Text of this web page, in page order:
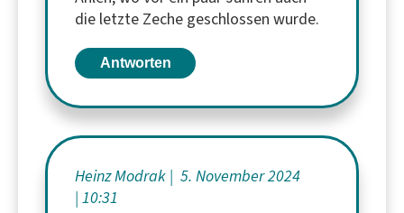
die letzte Zeche geschlossen wurde.
Antworten
Heinz Modrak
5. November 2024
10:31